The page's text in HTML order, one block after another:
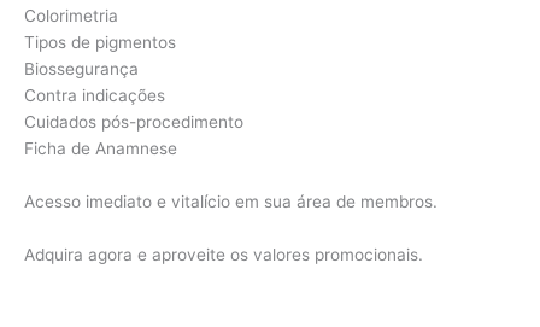
Colorimetria
Tipos de pigmentos
Biossegurança
Contra indicações
Cuidados pós-procedimento
Ficha de Anamnese
Acesso imediato e vitalício em sua área de membros.
Adquira agora e aproveite os valores promocionais.